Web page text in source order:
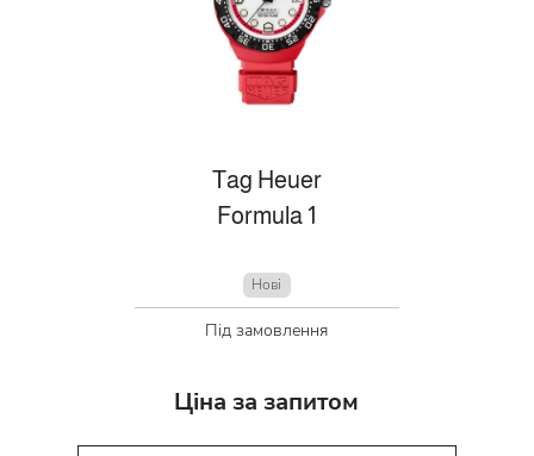
Tag Heuer
Formula 1
Нові
Під замовлення
Ціна за запитом